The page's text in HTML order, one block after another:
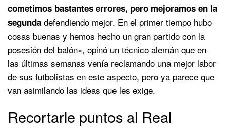
cometimos bastantes errores, pero mejoramos en la
segunda defendiendo mejor. En el primer tiempo hubo
cosas buenas y hemos hecho un gran partido con la
posesión del balón», opinó un técnico alemán que en
las últimas semanas venía reclamando una mejor labor
de sus futbolistas en este aspecto, pero ya parece que
van asimilando las ideas que les exige.
Recortarle puntos al Real